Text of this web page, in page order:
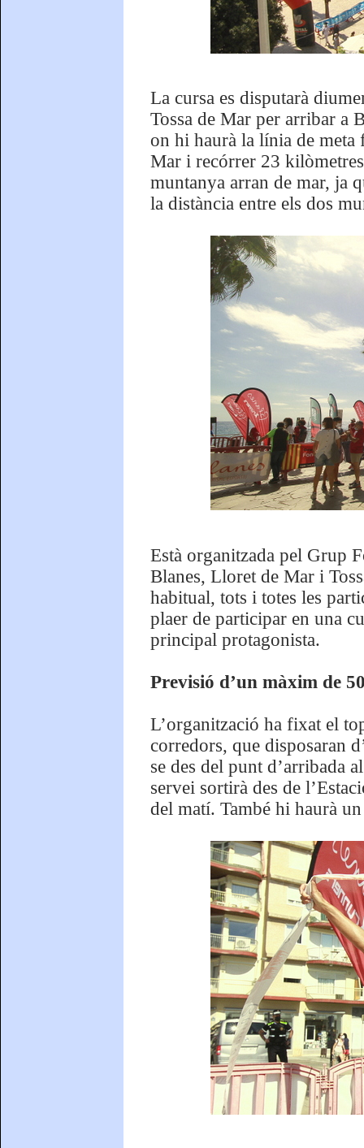
La cursa es disputarà
Tossa de Mar per arribar a
on hi haurà la línia de
Mar i recórrer 23
muntanya arran de mar, ja
la distància entre els dos
Està organitzada pel Grup
Blanes, Lloret de Mar i
habitual, tots i totes les
plaer de participar en una
principal protagonista.
Previsió d’un màxim de
L’organització ha fixat el
corredors, que disposaran
se des del punt d’arribada
servei sortirà des de
del matí. També hi haurà